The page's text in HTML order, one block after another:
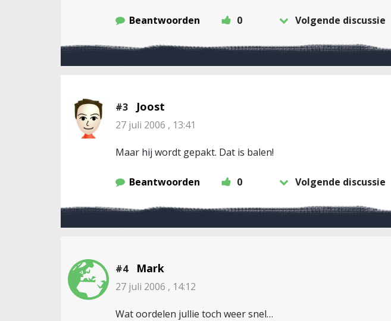
Beantwoorden 0 Volgende discussie
#3 Joost
27 juli 2006 , 13:41
Maar hij wordt gepakt. Dat is balen!
Beantwoorden 0 Volgende discussie
#4 Mark
27 juli 2006 , 14:12
Wat oordelen jullie toch weer snel…